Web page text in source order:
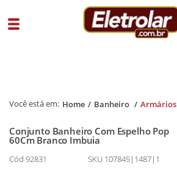
Home Banheiro Armários
Conjunto Banheiro Com Espelho Pop
60Cm Branco Imbuia
Cód 92831 SKU 107845|1487|1